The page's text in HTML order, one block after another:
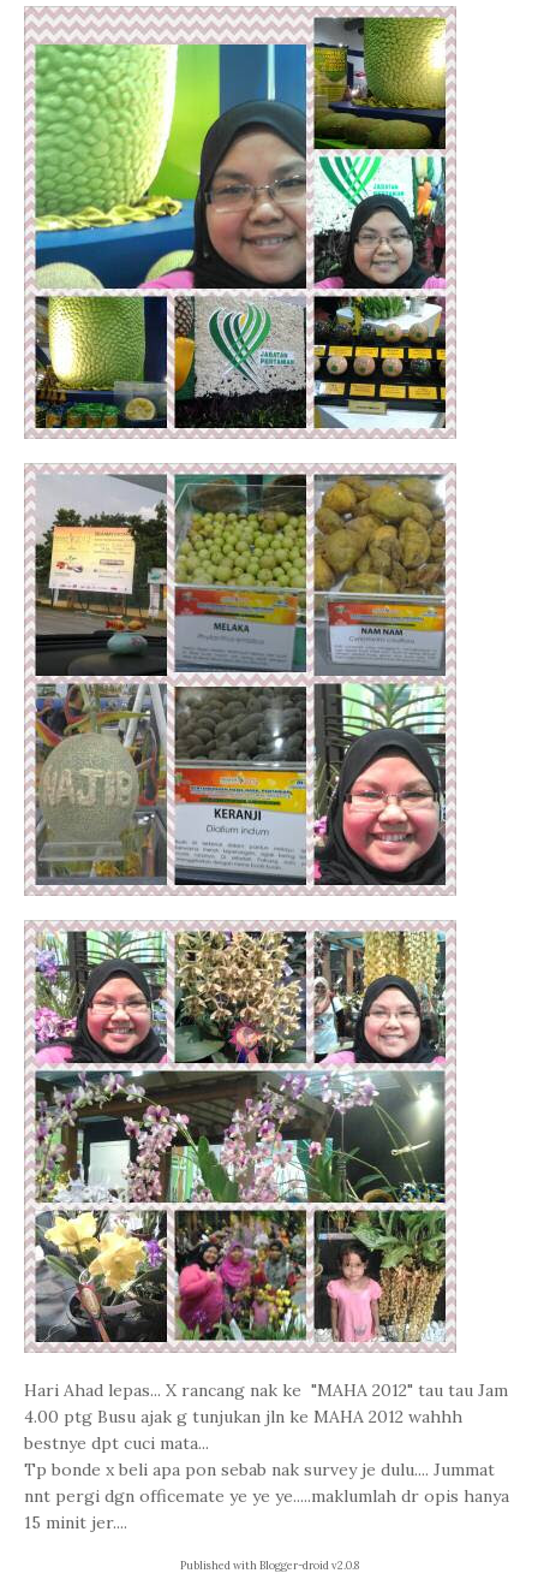
Hari Ahad lepas... X rancang nak ke "MAHA 2012" tau tau Jam
4.00 ptg Busu ajak g tunjukan jln ke MAHA 2012 wahhh
bestnye dpt cuci mata...
Tp bonde x beli apa pon sebab nak survey je dulu.... Jummat
nnt pergi dgn officemate ye ye ye.....maklumlah dr opis hanya
15 minit jer....
Published with Blogger-droid v2.0.8